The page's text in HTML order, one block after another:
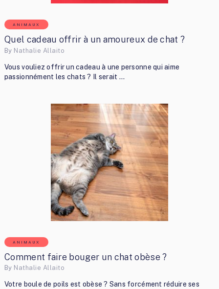
ANIMAUX
Quel cadeau offrir à un amoureux de chat ?
By Nathalie Allaito
Vous vouliez offrir un cadeau à une personne qui aime
passionnément les chats ? Il serait …
ANIMAUX
Comment faire bouger un chat obèse ?
By Nathalie Allaito
Votre boule de poils est obèse ? Sans forcément réduire ses